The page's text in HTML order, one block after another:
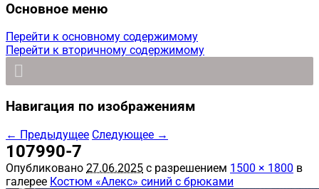
Основное меню
Перейти к основному содержимому
Перейти к вторичному содержимому
Навигация по изображениям
← Предыдущее Следующее →
107990-7
Опубликовано 27.06.2025 с разрешением 1500 × 1800 в
галерее Костюм «Алекс» синий с брюками